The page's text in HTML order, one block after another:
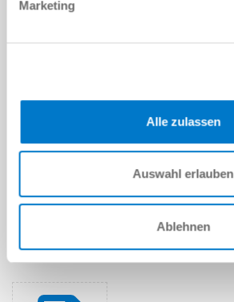
Marketing
Alle zulassen
Auswahl erlauben
Ablehnen
다운로드